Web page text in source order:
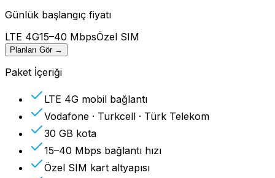
Günlük başlangıç fiyatı
LTE 4G15–40 MbpsÖzel SIM
Planları Gör →
Paket İçeriği
LTE 4G mobil bağlantı
Vodafone · Turkcell · Türk Telekom
30 GB kota
15–40 Mbps bağlantı hızı
Özel SIM kart altyapısı